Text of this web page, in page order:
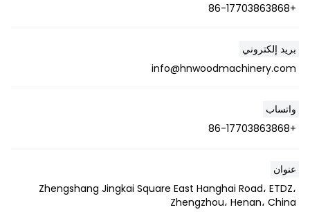
+86-17703863868
بريد إلكتروني
info@hnwoodmachinery.com
واتساب
+86-17703863868
عنوان
Zhengshang Jingkai Square East Hanghai Road، ETDZ،
Zhengzhou، Henan، China
Whatsapp
Email